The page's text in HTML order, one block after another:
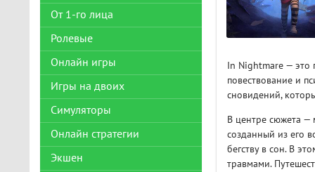
In Nightmare — это
повествование и
сновидений,
В центре сюжета —
созданный из его
бегству в сон. В
травмами.
От 1-го лица
Ролевые
Онлайн игры
Игры на двоих
Симуляторы
Онлайн стратегии
Экшен